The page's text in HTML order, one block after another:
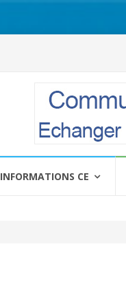
INFORMATIONS CE